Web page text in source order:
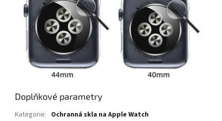
Doplňkové parametry
Kategorie: Ochranná skla na Apple Watch